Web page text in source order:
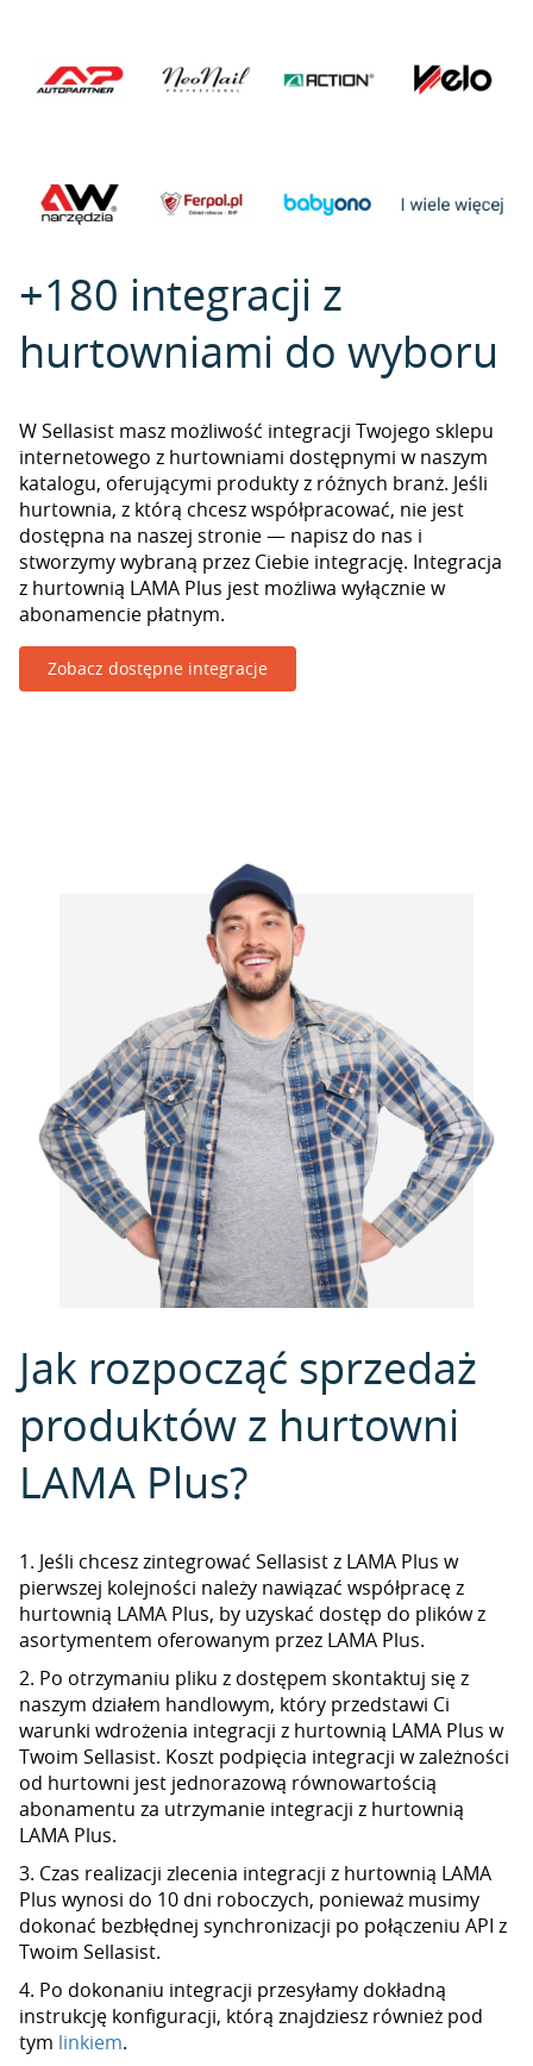
+180 integracji z
hurtowniami do wyboru
W Sellasist masz możliwość integracji Twojego sklepu
internetowego z hurtowniami dostępnymi w naszym
katalogu, oferującymi produkty z różnych branż. Jeśli
hurtownia, z którą chcesz współpracować, nie jest
dostępna na naszej stronie — napisz do nas i
stworzymy wybraną przez Ciebie integrację. Integracja
z hurtownią LAMA Plus jest możliwa wyłącznie w
abonamencie płatnym.
Zobacz dostępne integracje
Jak rozpocząć sprzedaż
produktów z hurtowni
LAMA Plus?
1. Jeśli chcesz zintegrować Sellasist z LAMA Plus w
pierwszej kolejności należy nawiązać współpracę z
hurtownią LAMA Plus, by uzyskać dostęp do plików z
asortymentem oferowanym przez LAMA Plus.
2. Po otrzymaniu pliku z dostępem skontaktuj się z
naszym działem handlowym, który przedstawi Ci
warunki wdrożenia integracji z hurtownią LAMA Plus w
Twoim Sellasist. Koszt podpięcia integracji w zależności
od hurtowni jest jednorazową równowartością
abonamentu za utrzymanie integracji z hurtownią
LAMA Plus.
3. Czas realizacji zlecenia integracji z hurtownią LAMA
Plus wynosi do 10 dni roboczych, ponieważ musimy
dokonać bezbłędnej synchronizacji po połączeniu API z
Twoim Sellasist.
4. Po dokonaniu integracji przesyłamy dokładną
instrukcję konfiguracji, którą znajdziesz również pod
tym linkiem.